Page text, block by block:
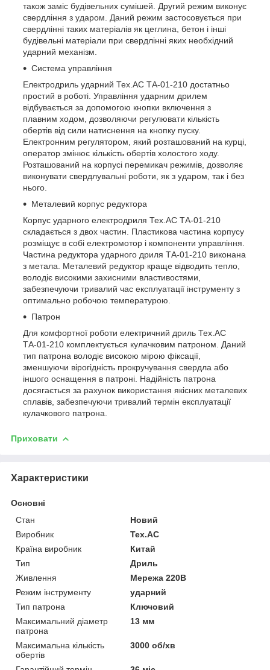
також заміс будівельних сумішей. Другий режим виконує
свердління з ударом. Даний режим застосовується при
свердлінні таких матеріалів як цеглина, бетон і інші
будівельні матеріали при свердлінні яких необхідний
ударний механізм.
Система управління
Електродриль ударний Тех.АС ТА-01-210 достатньо
простий в роботі. Управління ударним дрилем
відбувається за допомогою кнопки включення з
плавним ходом, дозволяючи регулювати кількість
обертів від сили натиснення на кнопку пуску.
Електронним регулятором, який розташований на курці,
оператор змінює кількість обертів холостого ходу.
Розташований на корпусі перемикач режимів, дозволяє
виконувати свердлувальні роботи, як з ударом, так і без
нього.
Металевий корпус редуктора
Корпус ударного електродриля Тех.АС ТА-01-210
складається з двох частин. Пластикова частина корпусу
розміщує в собі електромотор і компоненти управління.
Частина редуктора ударного дриля ТА-01-210 виконана
з метала. Металевий редуктор краще відводить тепло,
володіє високими захисними властивостями,
забезпечуючи тривалий час експлуатації інструменту з
оптимально робочою температурою.
Патрон
Для комфортної роботи електричний дриль Тех.АС
ТА-01-210 комплектується кулачковим патроном. Даний
тип патрона володіє високою мірою фіксації,
зменшуючи вірогідність прокручування свердла або
іншого оснащення в патроні. Надійність патрона
досягається за рахунок використання якісних металевих
сплавів, забезпечуючи тривалий термін експлуатації
кулачкового патрона.
Приховати
Характеристики
Основні
Стан
Новий
Виробник
Tex.AC
Країна виробник
Китай
Тип
Дриль
Живлення
Мережа 220В
Режим інструменту
ударний
Тип патрона
Ключовий
Максимальний діаметр
патрона
13 мм
Максимальна кількість
обертів
3000 об/хв